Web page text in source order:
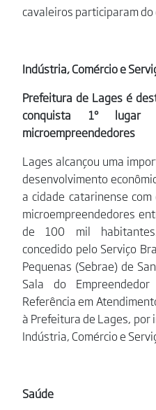
cavaleiros participaram
Indústria, Comércio e
Prefeitura de Lages é
conquista 1º lugar
microempreendedores
Lages alcançou uma
desenvolvimento
a cidade catarinense
microempreendedores
de 100 mil
concedido pelo Serviço
Pequenas (Sebrae) de
Sala do
Referência em
à Prefeitura de Lages, por
Indústria, Comércio e
Saúde